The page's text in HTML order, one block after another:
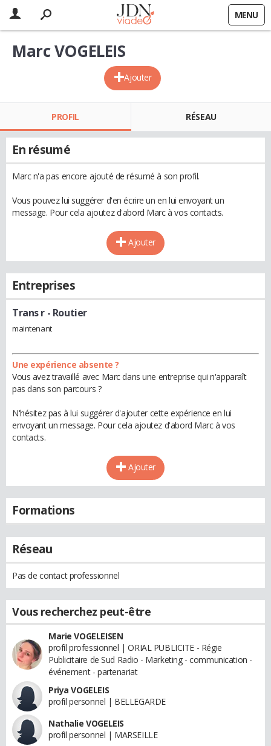
MENU
Ajouter
Marc VOGELEIS
PROFIL RÉSEAU
En résumé
Marc n'a pas encore ajouté de résumé à son profil.
Vous pouvez lui suggérer d'en écrire un en lui envoyant un
message. Pour cela ajoutez d'abord Marc à vos contacts.
Ajouter
Entreprises
Trans r - Routier
maintenant
Une expérience absente ?
Vous avez travaillé avec Marc dans une entreprise qui n'apparaît
pas dans son parcours ?
N'hésitez pas à lui suggérer d'ajouter cette expérience en lui
envoyant un message. Pour cela ajoutez d'abord Marc à vos
contacts.
Ajouter
Formations
Réseau
Pas de contact professionnel
Vous recherchez peut-être
Marie VOGELEISEN
profil professionnel | ORIAL PUBLICITE - Régie
Publicitaire de Sud Radio - Marketing - communication -
événement - partenariat
Priya VOGELEIS
profil personnel | BELLEGARDE
Nathalie VOGELEIS
profil personnel | MARSEILLE